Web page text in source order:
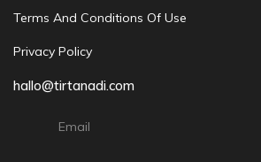
Terms And Conditions Of Use
Privacy Policy
hallo@tirtanadi.com
Email